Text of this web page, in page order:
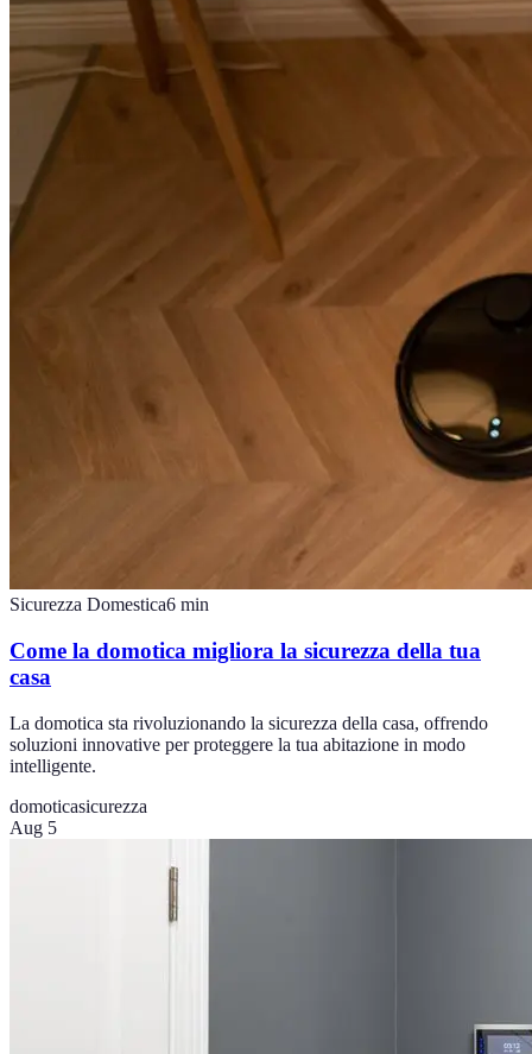
Sicurezza Domestica6 min
Come la domotica migliora la sicurezza della tua
casa
La domotica sta rivoluzionando la sicurezza della casa, offrendo
soluzioni innovative per proteggere la tua abitazione in modo
intelligente.
domoticasicurezza
Aug 5